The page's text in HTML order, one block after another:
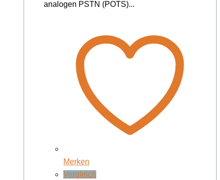
analogen PSTN (POTS)...
Merken
Vergleich